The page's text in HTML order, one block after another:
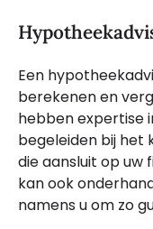
Een
berekenen en
hebben expertise
begeleiden bij het
die aansluit op uw
kan ook
namens u om zo